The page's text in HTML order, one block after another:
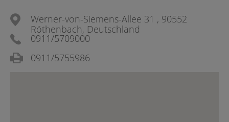
Werner-von-Siemens-Allee 31 , 90552
Röthenbach, Deutschland
0911/5709000
0911/5755986